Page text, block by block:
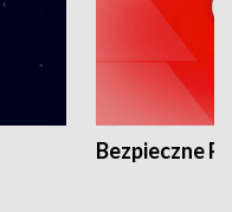
Bezpieczne